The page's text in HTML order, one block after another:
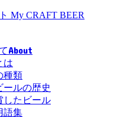
About
は
種類
ールの歴史
したビール
語集